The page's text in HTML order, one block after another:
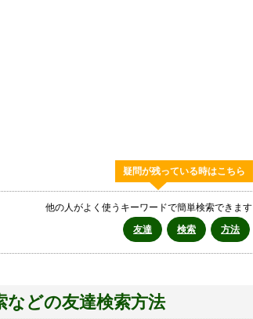
疑問が残っている時はこちら
他の人がよく使うキーワードで簡単検索できます
友達
検索 方法
などの友達検索方法